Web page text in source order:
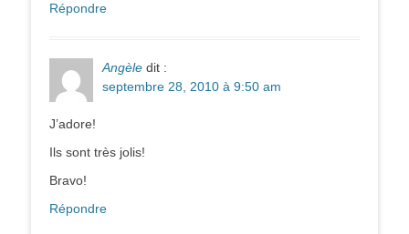
Répondre
Angèle dit :
septembre 28, 2010 à 9:50 am
J’adore!
Ils sont très jolis!
Bravo!
Répondre